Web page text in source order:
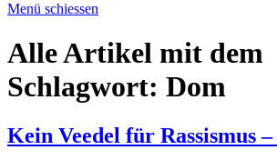
Menü schiessen
Alle Artikel mit dem
Schlagwort: Dom
Kein Veedel für Rassismus